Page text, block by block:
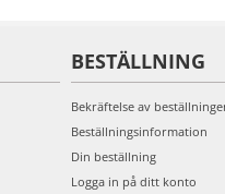
BESTÄLLNING
Bekräftelse av
Beställningsinformation
Din beställning
Logga in på ditt konto